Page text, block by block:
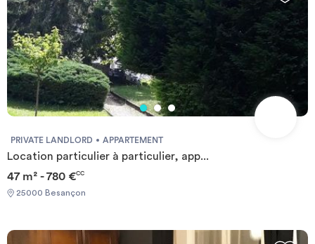
PRIVATE LANDLORD APPARTEMENT
Location particulier à particulier, app...
47 m² - 780 €CC
25000 Besançon